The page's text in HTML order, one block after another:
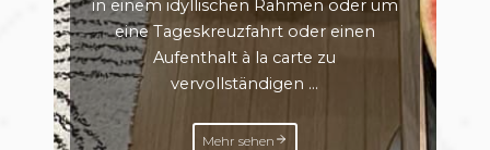
in einem idyllischen Rahmen oder um
eine Tageskreuzfahrt oder einen
Aufenthalt à la carte zu
vervollständigen ...
Mehr sehen